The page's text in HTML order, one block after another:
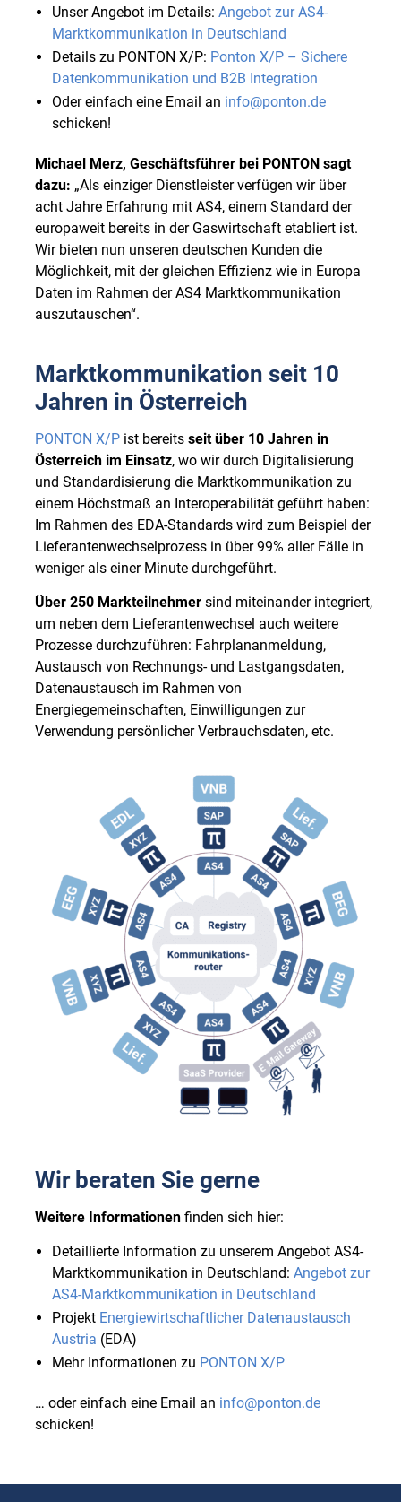
Unser Angebot im Details: Angebot zur AS4-
Marktkommunikation in Deutschland
Details zu PONTON X/P: Ponton X/P – Sichere
Datenkommunikation und B2B Integration
Oder einfach eine Email an info@ponton.de
schicken!
Michael Merz, Geschäftsführer bei PONTON sagt
dazu: „Als einziger Dienstleister verfügen wir über
acht Jahre Erfahrung mit AS4, einem Standard der
europaweit bereits in der Gaswirtschaft etabliert ist.
Wir bieten nun unseren deutschen Kunden die
Möglichkeit, mit der gleichen Effizienz wie in Europa
Daten im Rahmen der AS4 Marktkommunikation
auszutauschen“.
Marktkommunikation seit 10
Jahren in Österreich
PONTON X/Pist bereits seit über 10 Jahren in
Österreich im Einsatz, wo wir durch Digitalisierung
und Standardisierung die Marktkommunikation zu
einem Höchstmaß an Interoperabilität geführt haben:
Im Rahmen des EDA-Standards wird zum Beispiel der
Lieferantenwechselprozess in über 99% aller Fälle in
weniger als einer Minute durchgeführt.
Über 250 Markteilnehmer sind miteinander integriert,
um neben dem Lieferantenwechsel auch weitere
Prozesse durchzuführen: Fahrplananmeldung,
Austausch von Rechnungs- und Lastgangsdaten,
Datenaustausch im Rahmen von
Energiegemeinschaften, Einwilligungen zur
Verwendung persönlicher Verbrauchsdaten, etc.
Wir beraten Sie gerne
Weitere Informationenfinden sich hier:
Detaillierte Information zu unserem Angebot AS4-
Marktkommunikation in Deutschland: Angebot zur
AS4-Marktkommunikation in Deutschland
Projekt Energiewirtschaftlicher Datenaustausch
Austria (EDA)
Mehr Informationen zu PONTON X/P
… oder einfach eine Email an info@ponton.de
schicken!